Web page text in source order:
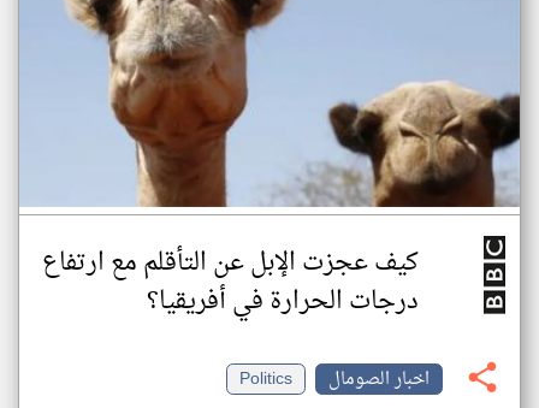
كيف عجزت الإبل عن التأقلم مع ارتفاع
درجات الحرارة في أفريقيا؟
اخبار الصومال
Politics